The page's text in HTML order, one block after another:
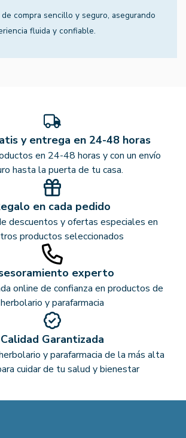
compra sencillo y seguro, asegurando
fluida y confiable.
y entrega en 24-48 horas
en 24-48 horas y con un envío
hasta la puerta de tu casa.
en cada pedido
descuentos y ofertas especiales en
productos seleccionados
experto
online de confianza en productos de
herbolario y parafarmacia
Calidad Garantizada
y parafarmacia de la más alta
cuidar de tu salud y bienestar